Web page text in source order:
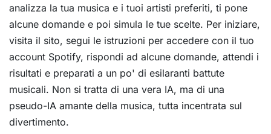
analizza la tua musica e i tuoi artisti preferiti, ti pone
alcune domande e poi simula le tue scelte. Per iniziare,
visita il sito, segui le istruzioni per accedere con il tuo
account Spotify, rispondi ad alcune domande, attendi i
risultati e preparati a un po' di esilaranti battute
musicali. Non si tratta di una vera IA, ma di una
pseudo-IA amante della musica, tutta incentrata sul
divertimento.